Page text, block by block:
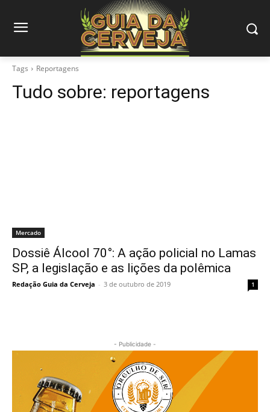
Tags Reportagens
Tudo sobre: reportagens
Mercado
Dossiê Álcool 70°: A ação policial no Lamas
SP, a legislação e as lições da polêmica
Redação Guia da Cerveja - 3 de outubro de 2019 1
- Publicidade -